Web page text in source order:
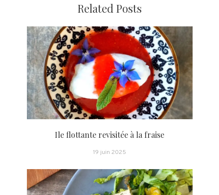
Related Posts
Ile flottante revisitée à la fraise
19 juin 2025